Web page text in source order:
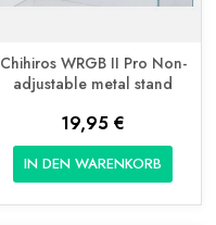
Chihiros WRGB II Pro Non-
adjustable metal stand
19,95 €
IN DEN WARENKORB